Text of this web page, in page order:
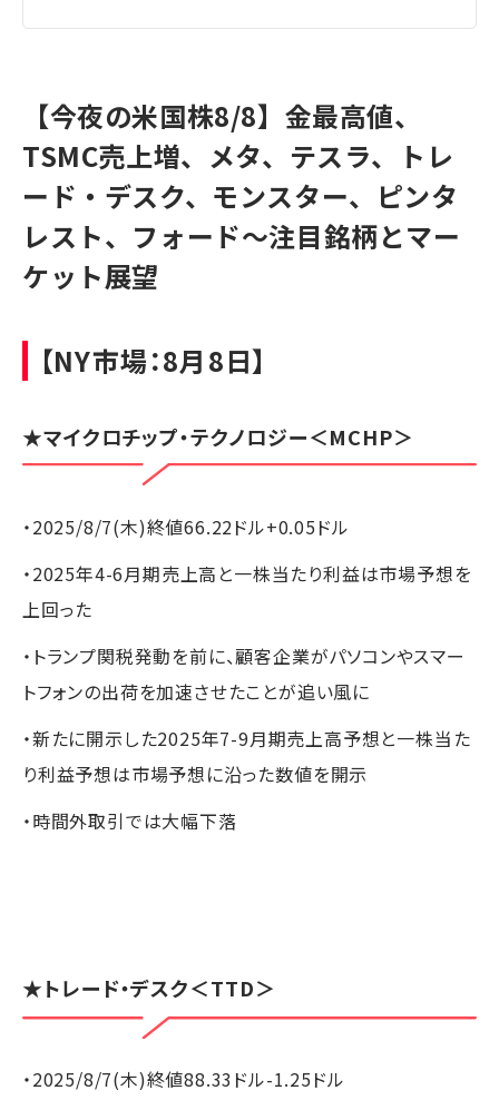
【今夜の米国株8/8】金最高値、
TSMC売上増、メタ、テスラ、トレ
ード・デスク、モンスター、ピンタ
レスト、フォード～注目銘柄とマー
ケット展望
【NY市場：8月8日】
★マイクロチップ・テクノロジー＜MCHP＞
・2025/8/7(木)終値66.22ドル+0.05ドル
・2025年4-6月期売上高と一株当たり利益は市場予想を
上回った
・トランプ関税発動を前に、顧客企業がパソコンやスマー
トフォンの出荷を加速させたことが追い風に
・新たに開示した2025年7-9月期売上高予想と一株当た
り利益予想は市場予想に沿った数値を開示
・時間外取引では大幅下落
★トレード・デスク＜TTD＞
・2025/8/7(木)終値88.33ドル-1.25ドル